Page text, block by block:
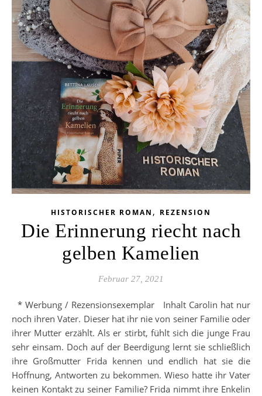
HISTORISCHER ROMAN , REZENSION
Die Erinnerung riecht nach
gelben Kamelien
Februar 27, 2021
* Werbung / Rezensionsexemplar Inhalt Carolin hat nur
noch ihren Vater. Dieser hat ihr nie von seiner Familie oder
ihrer Mutter erzählt. Als er stirbt, fühlt sich die junge Frau
sehr einsam. Doch auf der Beerdigung lernt sie schließlich
ihre Großmutter Frida kennen und endlich hat sie die
Hoffnung, Antworten zu bekommen. Wieso hatte ihr Vater
keinen Kontakt zu seiner Familie? Frida nimmt ihre Enkelin